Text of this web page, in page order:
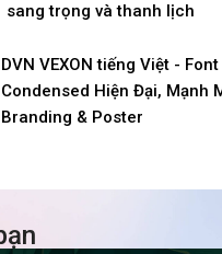
sang trọng và thanh lịch
DVN VEXON tiếng Việt -
Condensed Hiện Đại, Mạnh
Branding & Poster